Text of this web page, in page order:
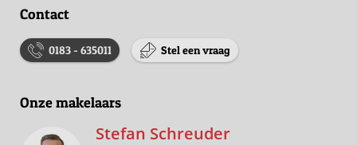
Contact
0183 - 635011 Stel een vraag
Onze makelaars
Stefan Schreuder